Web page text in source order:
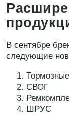
В сентябре
следующие
СВОГ
ШРУС